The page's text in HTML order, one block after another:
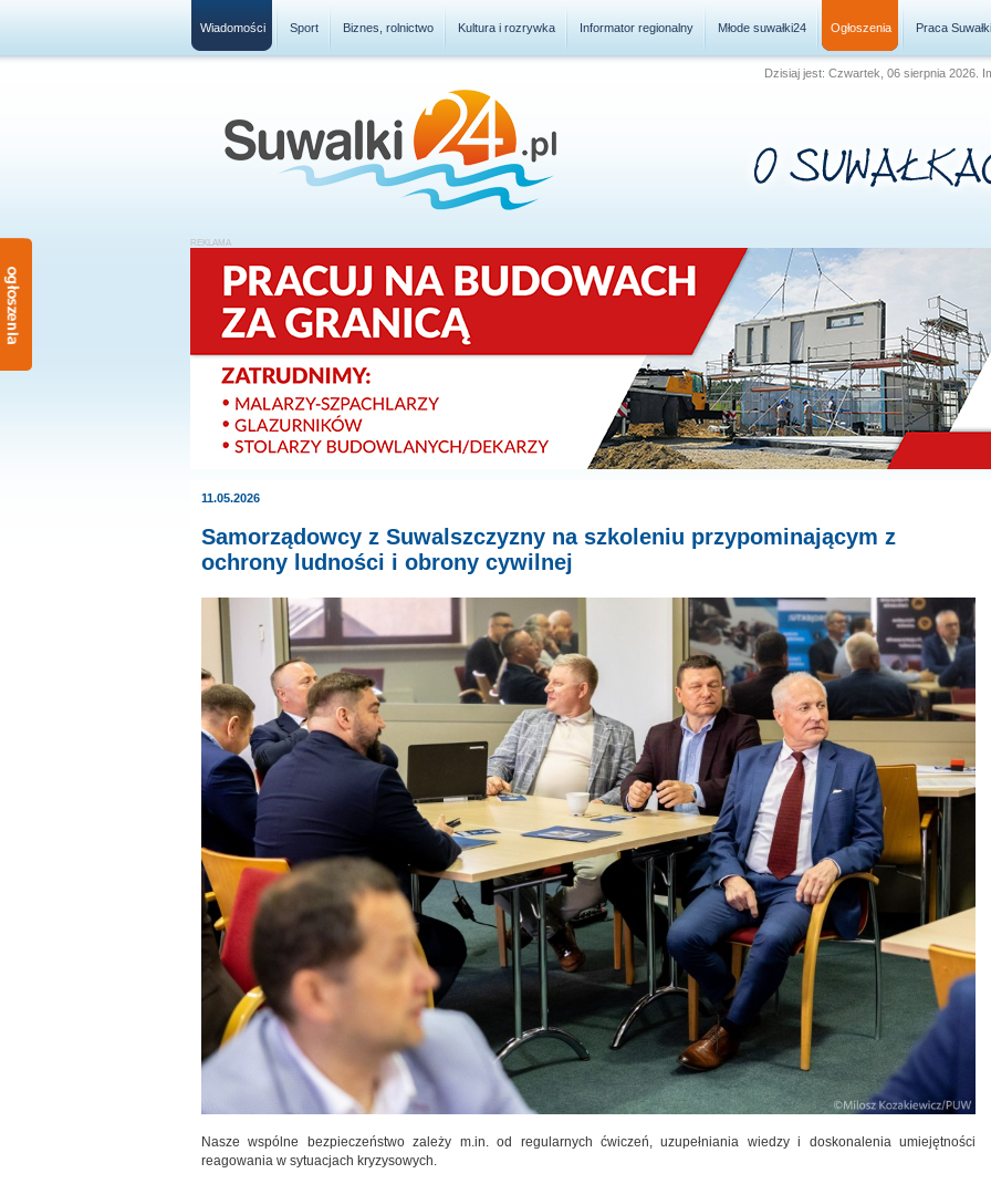
Wiadomości Sport Biznes, rolnictwo Kultura i rozrywka Informator regionalny Młode suwałki24 Ogłoszenia Praca Suwałki
Dzisiaj jest: Czwartek, 06 sierpnia 2026.
11.05.2026
Samorządowcy z Suwalszczyzny na szkoleniu przypominającym z
ochrony ludności i obrony cywilnej
Nasze wspólne bezpieczeństwo zależy m.in. od regularnych ćwiczeń, uzupełniania wiedzy i doskonalenia umiejętności
reagowania w sytuacjach kryzysowych.